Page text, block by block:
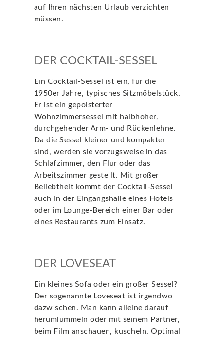
auf Ihren nächsten Urlaub verzichten
müssen.
DER COCKTAIL-SESSEL
Ein Cocktail-Sessel ist ein, für die
1950er Jahre, typisches Sitzmöbelstück.
Er ist ein gepolsterter
Wohnzimmersessel mit halbhoher,
durchgehender Arm- und Rückenlehne.
Da die Sessel kleiner und kompakter
sind, werden sie vorzugsweise in das
Schlafzimmer, den Flur oder das
Arbeitszimmer gestellt. Mit großer
Beliebtheit kommt der Cocktail-Sessel
auch in der Eingangshalle eines Hotels
oder im Lounge-Bereich einer Bar oder
eines Restaurants zum Einsatz.
DER LOVESEAT
Ein kleines Sofa oder ein großer Sessel?
Der sogenannte Loveseat ist irgendwo
dazwischen. Man kann alleine darauf
herumlümmeln oder mit seinem Partner,
beim Film anschauen, kuscheln. Optimal